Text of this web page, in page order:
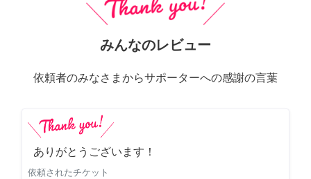
みんなのレビュー
依頼者のみなさまからサポーターへの感謝の言葉
ありがとうございます！
依頼されたチケット